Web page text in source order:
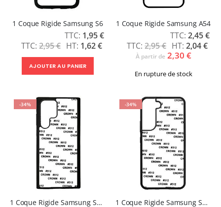
1 Coque Rigide Samsung S6
2,95 €
Prix
Spécial
1,95 €
1,62 €
AJOUTER AU PANIER
1 Coque Rigide Samsung A54
2,95 €
Prix
Spécial
2,45 €
2,04 €
À partir de 2,30 €
En rupture de stock
-34%
1 Coque Rigide Samsung S22 ultra
-34%
1 Coque Rigide Samsung S22 PLUS